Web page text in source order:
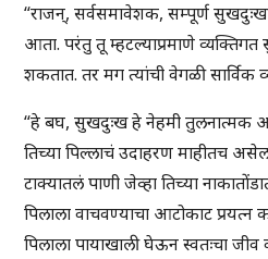
“राजन्, सर्वसमावेशक, सम्पूर्ण
आता. परंतु तू म्हटल्याप्रमाणे
शकतात. तर मग त्यांची वेगळी
“हे बघ, सुखदुःख हे नेहमी तुलनात्मक
तिच्या पिल्लाचं उदाहरण माहीतच
टाक्यातलं पाणी जेव्हा तिच्या
पिलाला वाचवण्याचा आटोकाट प्रयत्न
पिलाला पायाखाली घेऊन स्वतःचा